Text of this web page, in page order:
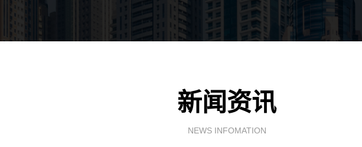
新闻资讯
NEWS INFOMATION